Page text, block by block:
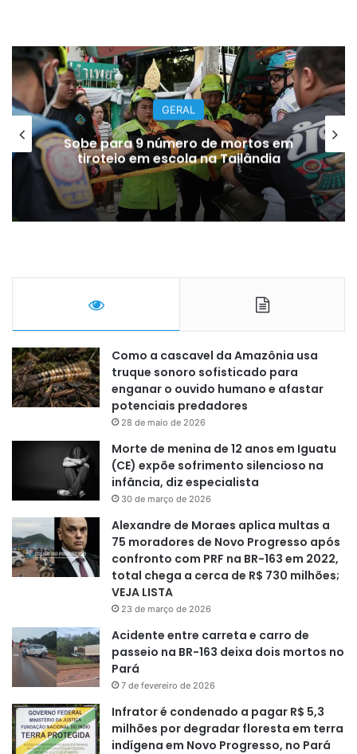
GERAL
Sobe para 9 número de mortos em
tiroteio em escola na Tailândia
Como a cascavel da Amazônia usa
truque sonoro sofisticado para
enganar o ouvido humano e afastar
potenciais predadores
28 de maio de 2026
Morte de menina de 12 anos em Iguatu
(CE) expõe sofrimento silencioso na
infância, diz especialista
30 de março de 2026
Alexandre de Moraes aplica multas a
75 moradores de Novo Progresso após
confronto com PRF na BR-163 em 2022,
total chega a cerca de R$ 730 milhões;
VEJA LISTA
23 de março de 2026
Acidente entre carreta e carro de
passeio na BR-163 deixa dois mortos no
Pará
7 de fevereiro de 2026
Infrator é condenado a pagar R$ 5,3
milhões por degradar floresta em terra
indígena em Novo Progresso, no Pará